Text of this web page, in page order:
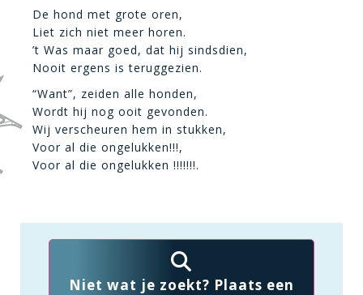
De hond met grote oren,
Liet zich niet meer horen.
’t Was maar goed, dat hij sindsdien,
Nooit ergens is teruggezien.
“Want”, zeiden alle honden,
Wordt hij nog ooit gevonden.
Wij verscheuren hem in stukken,
Voor al die ongelukken!!!,
Voor al die ongelukken !!!!!!!.
Niet wat je zoekt? Plaats een